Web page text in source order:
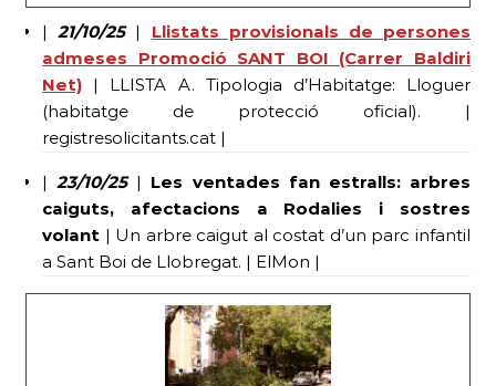
|21/10/25| Llistats provisionals de persones
admeses Promoció SANT BOI (Carrer Baldiri
Net) | LLISTA A. Tipologia d’Habitatge: Lloguer
(habitatge de protecció oficial). |
registresolicitants.cat |
|23/10/25| Les ventades fan estralls: arbres
caiguts, afectacions a Rodalies i sostres
volant | Un arbre caigut al costat d’un parc infantil
a Sant Boi de Llobregat. | ElMon |